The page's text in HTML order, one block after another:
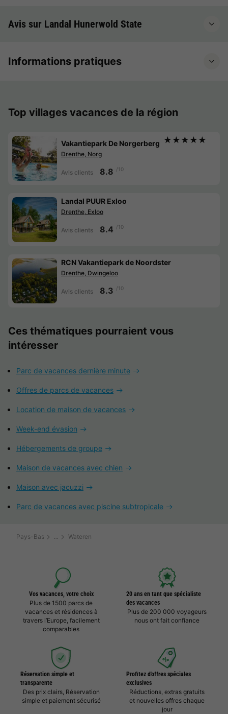
Avis sur Landal Hunerwold State
Informations pratiques
Top villages vacances de la région
Vakantiepark De Norgerberg ★★★★★
Drenthe, Norg
Avis clients 8.8 /10
Landal PUUR Exloo
Drenthe, Exloo
Avis clients 8.4 /10
RCN Vakantiepark de Noordster
Drenthe, Dwingeloo
Avis clients 8.3 /10
Ces thématiques pourraient vous
intéresser
Parc de vacances dernière minute
Offres de parcs de vacances
Location de maison de vacances
Week-end évasion
Hébergements de groupe
Maison de vacances avec chien
Maison avec jacuzzi
Parc de vacances avec piscine subtropicale
Pays-Bas Wateren
Vos vacances, votre choix
Plus de 1500 parcs de
vacances et résidences à
travers l’Europe, facilement
comparables
20 ans en tant que spécialiste
des vacances
Plus de 200 000 voyageurs
nous ont fait confiance
Réservation simple et
transparente
Des prix clairs, Réservation
simple et paiement sécurisé
Profitez d'offres spéciales
exclusives
Réductions, extras gratuits
et nouvelles offres chaque
jour